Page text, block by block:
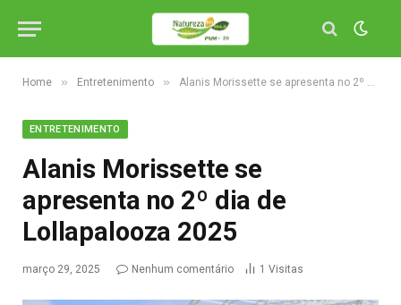
Home » Entretenimento » Alanis Morissette se apresenta no 2º dia de Lollapalooza 2025
ENTRETENIMENTO
Alanis Morissette se
apresenta no 2º dia de
Lollapalooza 2025
março 29, 2025 Nenhum comentário 1 Visitas